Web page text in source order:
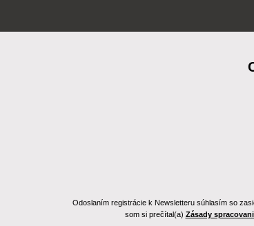
Odoslaním registrácie k Newsletteru súhlasím so
som si prečítal(a) Zásady